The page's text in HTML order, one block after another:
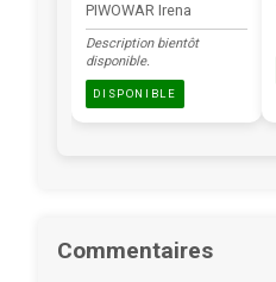
PIWOWAR Irena
Description bientôt
disponible.
DISPONIBLE
Commentaires